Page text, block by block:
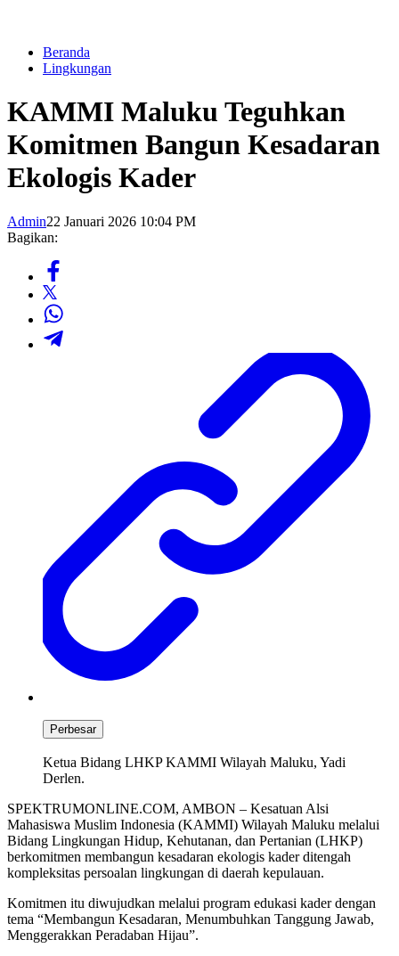
Beranda
Lingkungan
KAMMI Maluku Teguhkan
Komitmen Bangun Kesadaran
Ekologis Kader
Admin22 Januari 2026 10:04 PM
Bagikan:
Perbesar
Ketua Bidang LHKP KAMMI Wilayah Maluku, Yadi
Derlen.
SPEKTRUMONLINE.COM, AMBON – Kesatuan Alsi
Mahasiswa Muslim Indonesia (KAMMI) Wilayah Maluku melalui
Bidang Lingkungan Hidup, Kehutanan, dan Pertanian (LHKP)
berkomitmen membangun kesadaran ekologis kader ditengah
kompleksitas persoalan lingkungan di daerah kepulauan.
Komitmen itu diwujudkan melalui program edukasi kader dengan
tema “Membangun Kesadaran, Menumbuhkan Tanggung Jawab,
Menggerakkan Peradaban Hijau”.